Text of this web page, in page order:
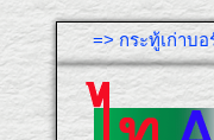
=> กระทู้เก่าบอ